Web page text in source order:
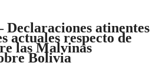
Declaraciones atinentes
actuales respecto de
las Malvinas
Bolivia